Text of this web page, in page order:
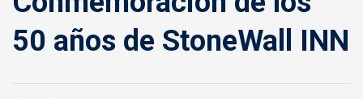
50 años de StoneWall INN